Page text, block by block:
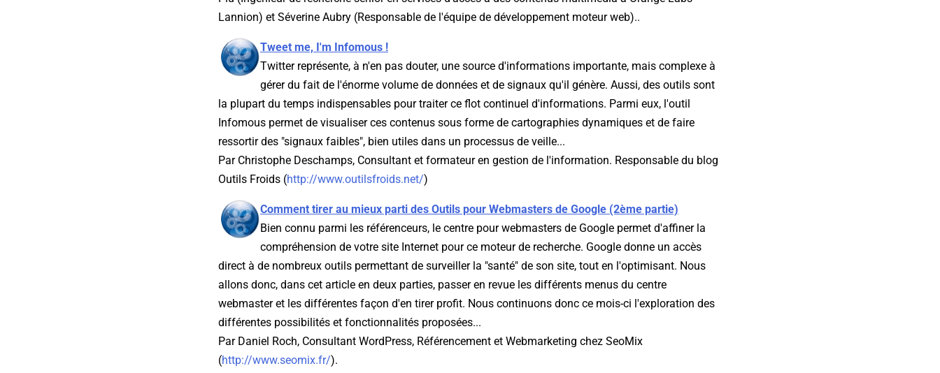
Lannion) et Séverine Aubry (Responsable de l'équipe de développement moteur web)..
Tweet me, I'm Infomous !
Twitter représente, à n'en pas douter, une source d'informations importante, mais complexe à
gérer du fait de l'énorme volume de données et de signaux qu'il génère. Aussi, des outils sont
la plupart du temps indispensables pour traiter ce flot continuel d'informations. Parmi eux, l'outil
Infomous permet de visualiser ces contenus sous forme de cartographies dynamiques et de faire
ressortir des "signaux faibles", bien utiles dans un processus de veille...
Par Christophe Deschamps, Consultant et formateur en gestion de l'information. Responsable du blog
Outils Froids (http://www.outilsfroids.net/)
Comment tirer au mieux parti des Outils pour Webmasters de Google (2ème partie)
Bien connu parmi les référenceurs, le centre pour webmasters de Google permet d'affiner la
compréhension de votre site Internet pour ce moteur de recherche. Google donne un accès
direct à de nombreux outils permettant de surveiller la "santé" de son site, tout en l'optimisant. Nous
allons donc, dans cet article en deux parties, passer en revue les différents menus du centre
webmaster et les différentes façon d'en tirer profit. Nous continuons donc ce mois-ci l'exploration des
différentes possibilités et fonctionnalités proposées...
Par Daniel Roch, Consultant WordPress, Référencement et Webmarketing chez SeoMix
(http://www.seomix.fr/).